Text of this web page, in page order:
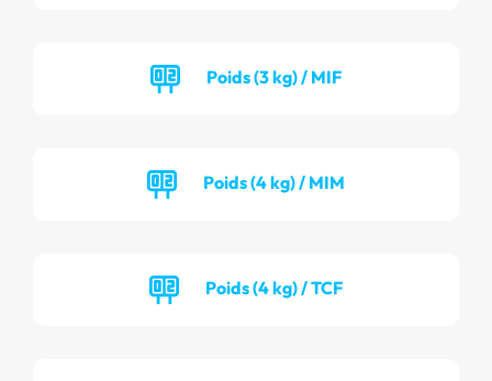
Poids (3 kg) / MIF
Poids (4 kg) / MIM
Poids (4 kg) / TCF